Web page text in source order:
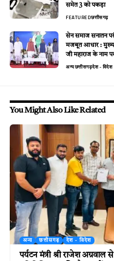
समेत 3 को पकड़ा
FEATUREDछत्तीसगढ़
सेन समाज सनातन
मजबूत आधार :
जी महाराज के नाम
अन्यछत्तीसगढ़देश - विदेश
You Might Also Like Related
अन्य छत्तीसगढ़ देश - विदेश
पर्यटन मंत्री श्री राजेश